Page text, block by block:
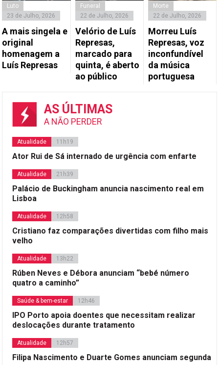
Luto
23 de Julho, 2026
A mais singela e
original
homenagem a
Luís Represas
Funeral
22 de Julho, 2026
Velório de Luís
Represas,
marcado para
quinta, é aberto
ao público
Morte
22 de Julho, 2026
Morreu Luís
Represas, voz
inconfundível
da música
portuguesa
AS ÚLTIMAS
A NÃO PERDER
Atualidade 11h19
Ator Rui de Sá internado de urgência com enfarte
Atualidade 21h39
Palácio de Buckingham anuncia nascimento real em
Lisboa
Atualidade 12h58
Cristiano faz comparações divertidas com filho mais
velho
Atualidade 13h22
Rúben Neves e Débora anunciam “bebé número
quatro a caminho”
Saúde & bem-estar 12h46
IPO Porto apoia doentes que necessitam realizar
deslocações durante tratamento
Atualidade 12h57
Filipa Nascimento e Duarte Gomes anunciam segunda